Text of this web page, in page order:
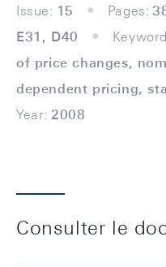
Issue: 15 Pages:
E31, D40
of price changes,
dependent pricing,
Year: 2008
Consulter le